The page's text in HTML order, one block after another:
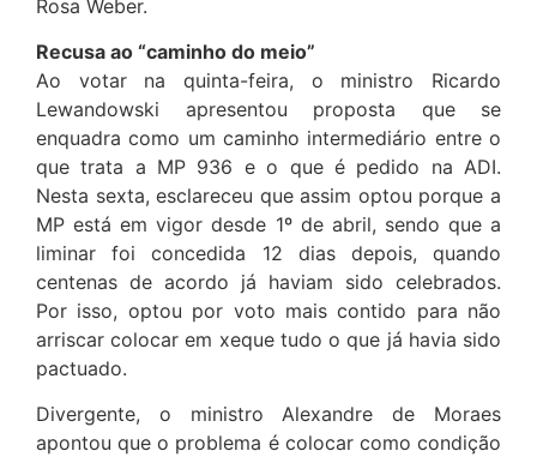
Rosa Weber.
Recusa ao “caminho do meio”
Ao votar na quinta-feira, o ministro Ricardo
Lewandowski apresentou proposta que se
enquadra como um caminho intermediário entre o
que trata a MP 936 e o que é pedido na ADI.
Nesta sexta, esclareceu que assim optou porque a
MP está em vigor desde 1º de abril, sendo que a
liminar foi concedida 12 dias depois, quando
centenas de acordo já haviam sido celebrados.
Por isso, optou por voto mais contido para não
arriscar colocar em xeque tudo o que já havia sido
pactuado.
Divergente, o ministro Alexandre de Moraes
apontou que o problema é colocar como condição